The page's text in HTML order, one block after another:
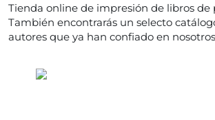
Tienda online de impresión de libros de
También encontrarás un selecto
autores que ya han confiado en